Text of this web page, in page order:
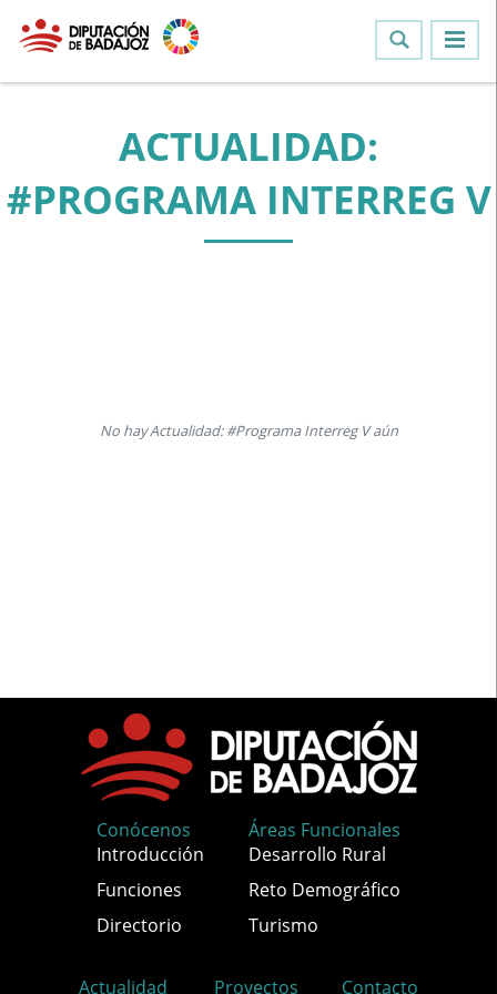
ACTUALIDAD:
#PROGRAMA INTERREG V
No hay Actualidad: #Programa Interreg V aún
Conócenos
Introducción
Funciones
Directorio
Áreas Funcionales
Desarrollo Rural
Reto Demográfico
Turismo
Actualidad Proyectos Contacto